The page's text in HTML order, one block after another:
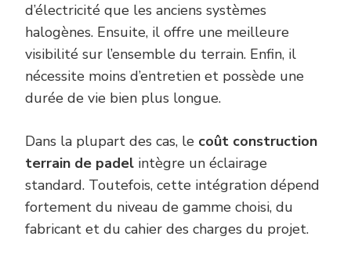
d’électricité que les anciens systèmes
halogènes. Ensuite, il offre une meilleure
visibilité sur l’ensemble du terrain. Enfin, il
nécessite moins d’entretien et possède une
durée de vie bien plus longue.
Dans la plupart des cas, le coût construction
terrain de padel intègre un éclairage
standard. Toutefois, cette intégration dépend
fortement du niveau de gamme choisi, du
fabricant et du cahier des charges du projet.